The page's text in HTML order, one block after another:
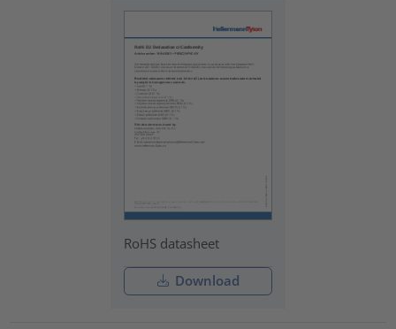
RoHS datasheet
Download